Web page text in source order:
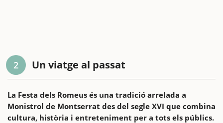
2 Un viatge al passat
La Festa dels Romeus és una tradició arrelada a
Monistrol de Montserrat des del segle XVI que combina
cultura, història i entreteniment per a tots els públics.